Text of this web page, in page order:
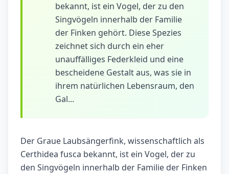
bekannt, ist ein Vogel, der zu den
Singvögeln innerhalb der Familie
der Finken gehört. Diese Spezies
zeichnet sich durch ein eher
unauffälliges Federkleid und eine
bescheidene Gestalt aus, was sie in
ihrem natürlichen Lebensraum, den
Gal...
Der Graue Laubsängerfink, wissenschaftlich als
Certhidea fusca bekannt, ist ein Vogel, der zu
den Singvögeln innerhalb der Familie der Finken